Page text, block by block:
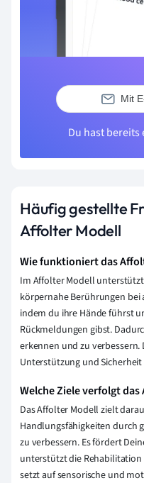
Mit
Du hast bereits
Häufig gestellte
Affolter Modell
Wie funktioniert das
Im Affolter Modell
körpernahe Berührungen
indem du ihre Hände führst
Rückmeldungen gibst.
erkennen und zu
Unterstützung und
Welche Ziele verfolgt
Das Affolter Modell zielt
Handlungsfähigkeiten durch
zu verbessern. Es fördert
unterstützt die Rehabilitation
setzt auf sensorische und